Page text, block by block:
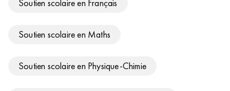
Soutien scolaire en Français
Soutien scolaire en Maths
Soutien scolaire en Physique-Chimie